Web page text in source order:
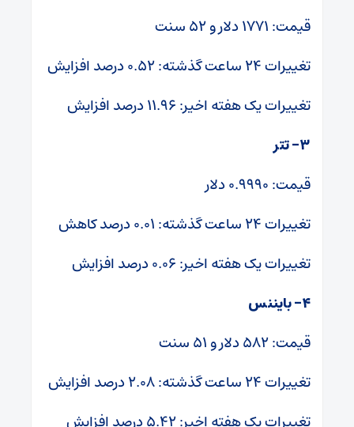
قیمت: ۱۷۷۱ دلار و ۵۲ سنت
تغییرات ۲۴ ساعت گذشته: ۰.۵۲ درصد افزایش
تغییرات یک هفته اخیر: ۱۱.۹۶ درصد افزایش
۳- تتر
قیمت: ۰.۹۹۹۰ دلار
تغییرات ۲۴ ساعت گذشته: ۰.۰۱ درصد کاهش
تغییرات یک هفته اخیر: ۰.۰۶ درصد افزایش
۴- بایننس‌
قیمت: ۵۸۲ دلار و ۵۱ سنت
تغییرات ۲۴ ساعت گذشته: ۲.۰۸ درصد افزایش
تغییرات یک هفته اخیر: ۵.۴۲ درصد افزایش